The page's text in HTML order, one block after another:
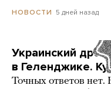
НОВОСТИ 5 дней назад
Украинский
в Геленджике.
Точных ответов нет.